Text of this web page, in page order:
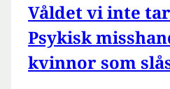
Våldet vi inte
Psykisk
kvinnor som